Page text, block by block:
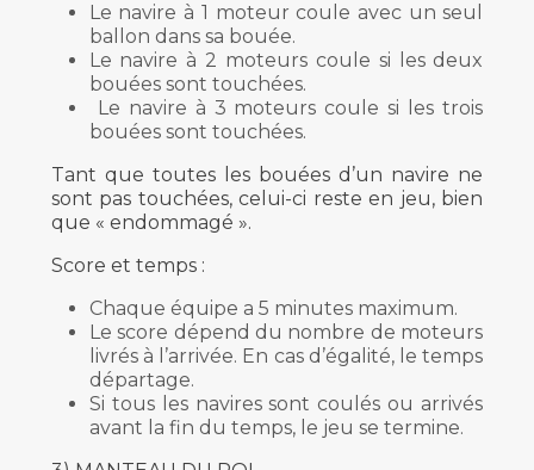
Le navire à 1 moteur coule avec un seul
ballon dans sa bouée.
Le navire à 2 moteurs coule si les deux
bouées sont touchées.
Le navire à 3 moteurs coule si les trois
bouées sont touchées.
Tant que toutes les bouées d’un navire ne
sont pas touchées, celui-ci reste en jeu, bien
que « endommagé ».
Score et temps :
Chaque équipe a 5 minutes maximum.
Le score dépend du nombre de moteurs
livrés à l’arrivée. En cas d’égalité, le temps
départage.
Si tous les navires sont coulés ou arrivés
avant la fin du temps, le jeu se termine.